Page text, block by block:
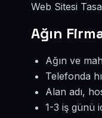
Web Sitesi
Ağın
Ağın ve
Telefonda
Alan adı,
1-3 iş günü